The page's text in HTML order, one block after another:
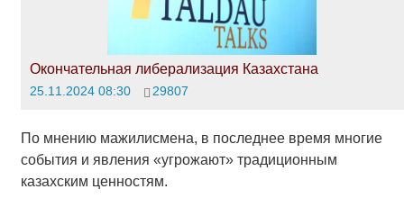
Окончательная либерализация Казахстана
25.11.2024 08:30 29807
По мнению мажилисмена, в последнее время многие
события и явления «угрожают» традиционным
казахским ценностям.